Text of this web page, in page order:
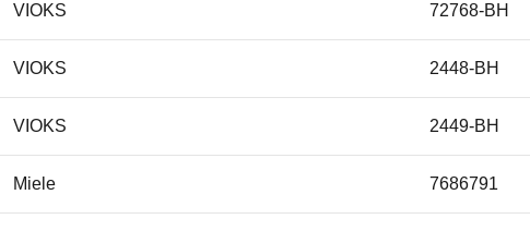
VIOKS 72768-BH
VIOKS 2448-BH
VIOKS 2449-BH
Miele 7686791